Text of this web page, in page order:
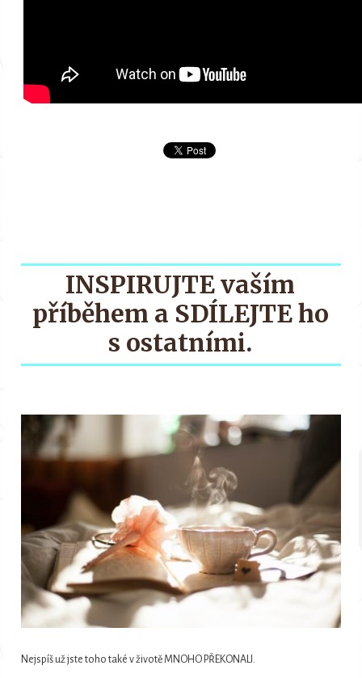
INSPIRUJTE vaším
příběhem a SDÍLEJTE ho
s ostatními.
Nejspíš už jste toho také v životě MNOHO PŘEKONALI.